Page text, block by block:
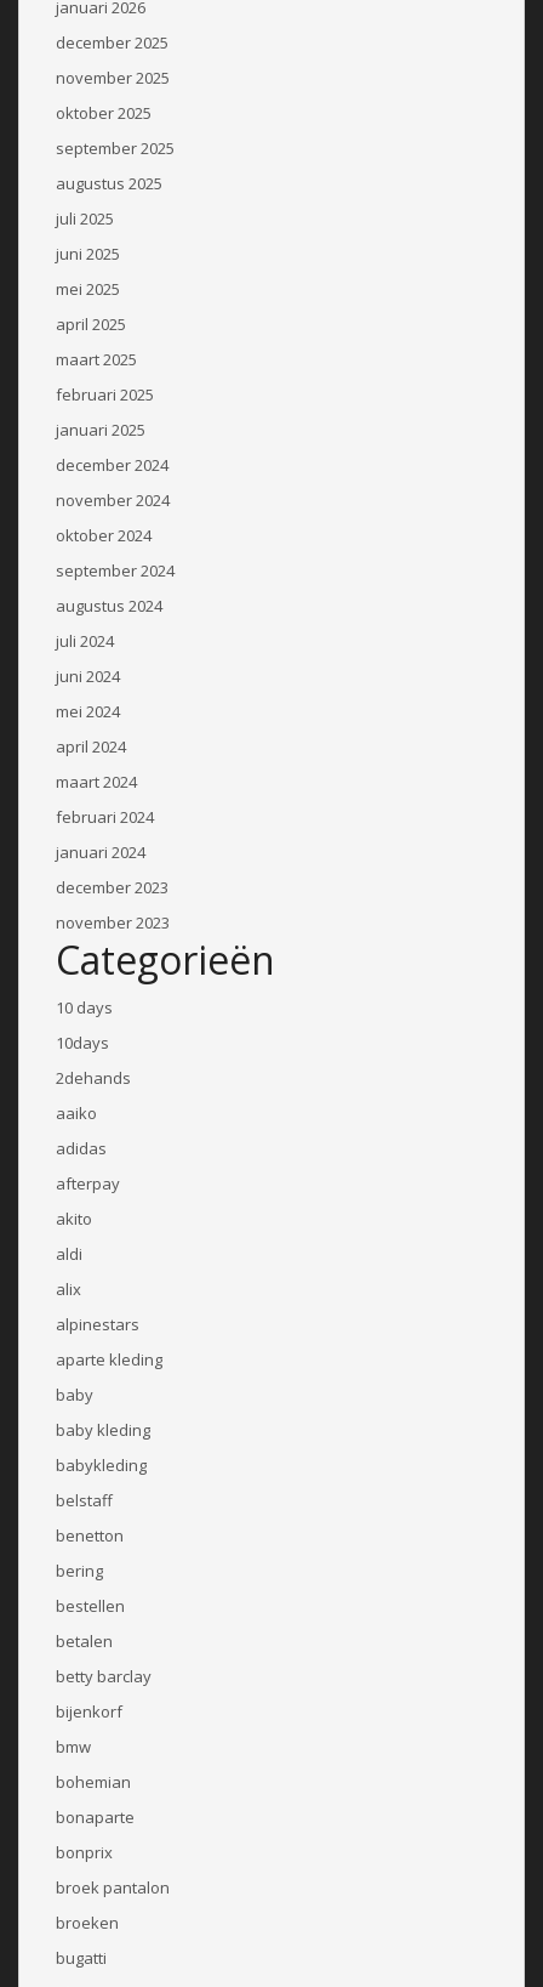
januari 2026
december 2025
november 2025
oktober 2025
september 2025
augustus 2025
juli 2025
juni 2025
mei 2025
april 2025
maart 2025
februari 2025
januari 2025
december 2024
november 2024
oktober 2024
september 2024
augustus 2024
juli 2024
juni 2024
mei 2024
april 2024
maart 2024
februari 2024
januari 2024
december 2023
november 2023
Categorieën
10 days
10days
2dehands
aaiko
adidas
afterpay
akito
aldi
alix
alpinestars
aparte kleding
baby
baby kleding
babykleding
belstaff
benetton
bering
bestellen
betalen
betty barclay
bijenkorf
bmw
bohemian
bonaparte
bonprix
broek pantalon
broeken
bugatti